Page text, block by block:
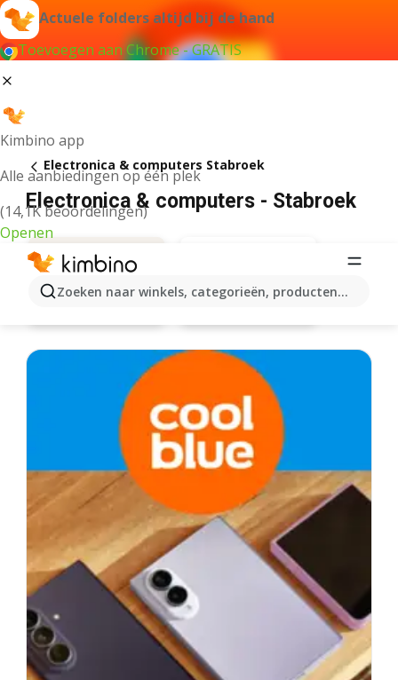
Actuele folders altijd bij de hand
Toevoegen aan Chrome - GRATIS
Kimbino app
Alle aanbiedingen op één plek
(14,1K beoordelingen)
Openen
Zoeken naar winkels, categorieën, producten...
Electronica & computers Stabroek
Electronica & computers - Stabroek